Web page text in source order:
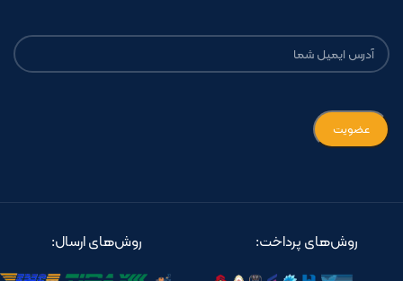
روش‌های پرداخت: روش‌های ارسال: